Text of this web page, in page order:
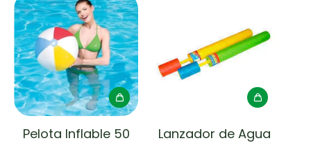
Pelota Inflable 50
Lanzador de Agua